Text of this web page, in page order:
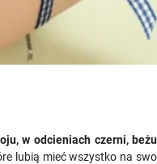
w odcieniach czerni,
lubią mieć wszystko na